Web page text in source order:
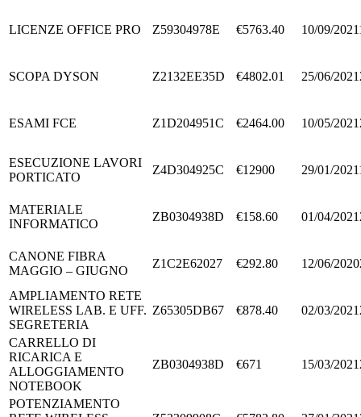
LICENZE OFFICE PRO Z59304978E €5763.40 10/09/
SCOPA DYSON Z2132EE35D €4802.01 25/06/
ESAMI FCE Z1D204951C €2464.00 10/05/
ESECUZIONE LAVORI
PORTICATO
Z4D304925C €12900 29/01/
MATERIALE
INFORMATICO
ZB0304938D €158.60 01/04/
CANONE FIBRA
MAGGIO – GIUGNO
Z1C2E62027 €292.80 12/06/
AMPLIAMENTO RETE
WIRELESS LAB. E UFF.
SEGRETERIA
Z65305DB67 €878.40 02/03/
CARRELLO DI
RICARICA E
ALLOGGIAMENTO
NOTEBOOK
ZB0304938D €671 15/03/
POTENZIAMENTO